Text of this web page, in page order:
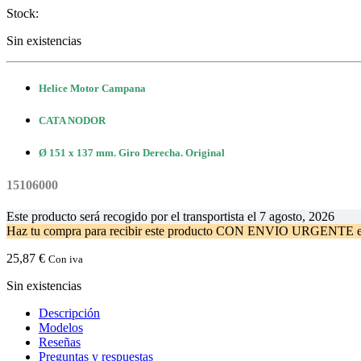
Stock:
Sin existencias
Helice Motor Campana
CATA NODOR
Ø 151 x 137 mm. Giro Derecha. Original
15106000
Este producto será recogido por el transportista el 7 agosto, 2026
Haz tu compra para recibir este producto CON ENVIO URGENTE
25,87 € Con iva
Sin existencias
Descripción
Modelos
Reseñas
Preguntas y respuestas